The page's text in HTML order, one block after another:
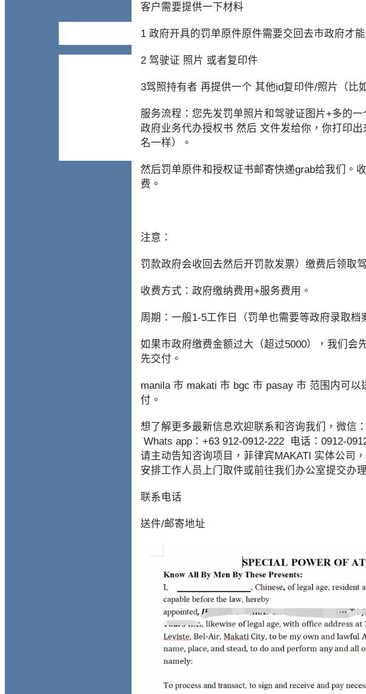
客户需要提供一下材料
1 政府开具的罚单原件原件需要交回去市政府才能
2 驾驶证 照片 或者复印件
3驾照持有者 再提供一个 其他id复印件/照片（比
服务流程：您先发罚单照片和驾驶证图片+多的
政府业务代办授权书 然后 文件发给你，你打印
名一样）。
然后罚单原件和授权证书邮寄快递grab给我们。
费。
注意：
罚款政府会收回去然后开罚款发票）缴费后领取
收费方式：政府缴纳费用+服务费用。
周期：一般1-5工作日（罚单也需要等政府录取档
如果市政府缴费金额过大（超过5000），我们会
先交付。
manila 市 makati 市 bgc 市 pasay 市 范围内可以
付。
想了解更多最新信息欢迎联系和咨询我们，微信
Whats app：+63 912-0912-222 电话：0912-
请主动告知咨询项目，菲律宾MAKATI 实体公司
安排工作人员上门取件或前往我们办公室提交办
联系电话
送件/邮寄地址